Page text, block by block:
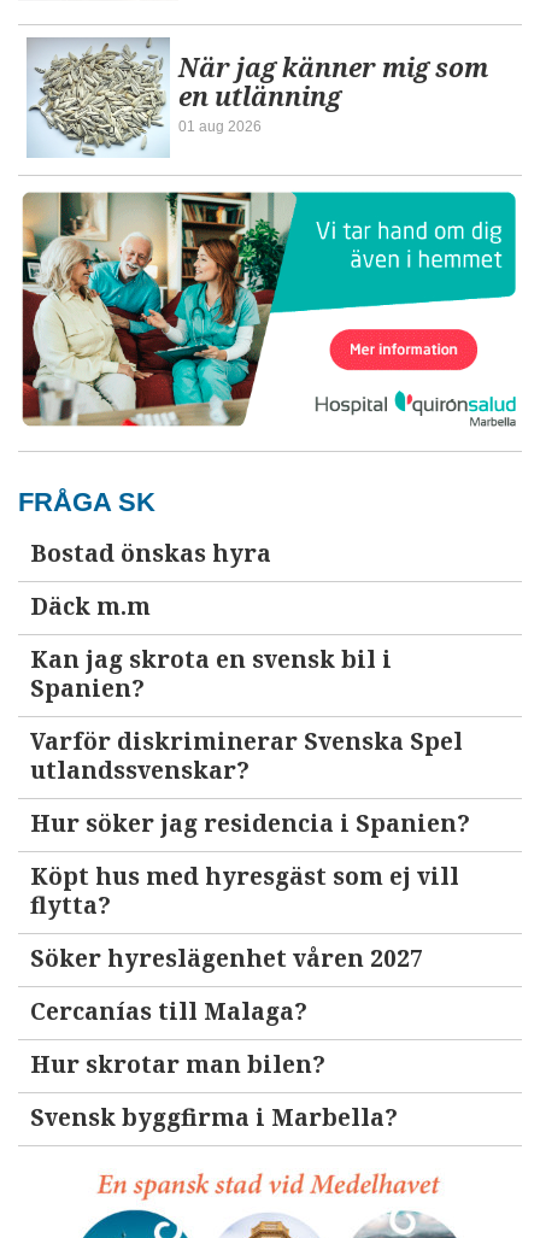
När jag känner mig som
en utlänning
01 aug 2026
FRÅGA SK
Bostad önskas hyra
Däck m.m
Kan jag skrota en svensk bil i
Spanien?
Varför diskriminerar Svenska Spel
utlandssvenskar?
Hur söker jag residencia i Spanien?
Köpt hus med hyresgäst som ej vill
flytta?
Söker hyreslägenhet våren 2027
Cercanías till Malaga?
Hur skrotar man bilen?
Svensk byggfirma i Marbella?